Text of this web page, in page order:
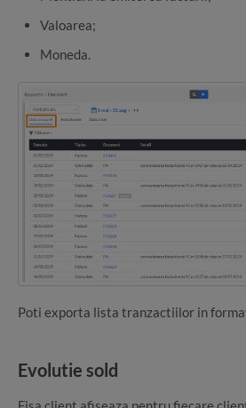
Valoarea;
Moneda.
Poti exporta lista tranzactiilor in
Evolutie sold